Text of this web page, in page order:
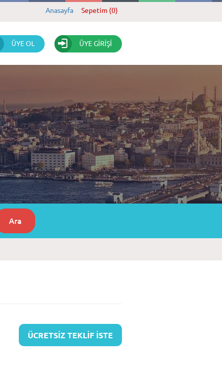
Anasayfa Sepetim (0)
ÜYE OL ÜYE GİRİŞİ
ÜCRETSİZ TEKLİF İSTE